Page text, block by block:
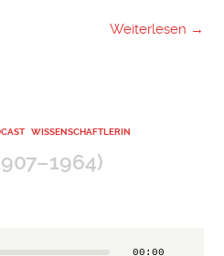
Weiterlesen →
WISSENSCHAFTLERIN
00:00